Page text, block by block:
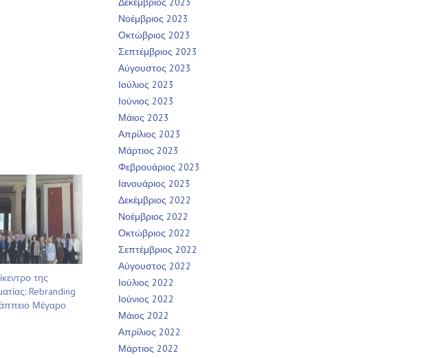
της
Rebranding
Μέγαρο
Νοέμβριος 2023
Οκτώβριος 2023
Σεπτέμβριος 2023
Αύγουστος 2023
Ιούλιος 2023
Ιούνιος 2023
Μάιος 2023
Απρίλιος 2023
Μάρτιος 2023
Φεβρουάριος 2023
Ιανουάριος 2023
Δεκέμβριος 2022
Νοέμβριος 2022
Οκτώβριος 2022
Σεπτέμβριος 2022
Αύγουστος 2022
Ιούλιος 2022
Ιούνιος 2022
Μάιος 2022
Απρίλιος 2022
Μάρτιος 2022